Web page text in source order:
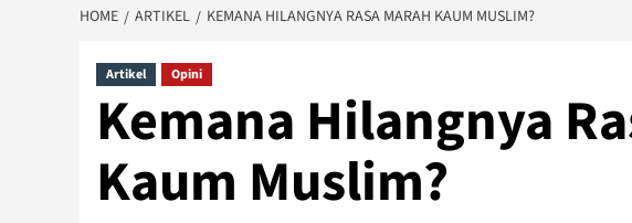
HOME ARTIKEL KEMANA HILANGNYA RASA MARAH KAUM MUSLIM?
Artikel Opini
Kemana Hilangnya
Kaum Muslim?